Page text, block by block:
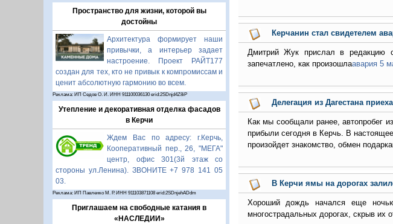
Пространство для жизни, которой вы
достойны
Архитектура формирует наши
привычки, а интерьер задает
настроение. Проект РАЙТ177
создан для тех, кто не привык к компромиссам и
ценит абсолютную гармонию во всем.
Реклама: ИП Седов О. И. ИНН 911100036130 erid:2SDnjd4Z8iP
Утепление и декоративная отделка фасадов
в Керчи
Ждем Вас по адресу: г.Керчь,
Кооперативный пер., 26, "МЕГА"
центр, офис 301(3й этаж со
стороны ул.Ленина). ЗВОНИТЕ +7 978 141 05
03.
Реклама: ИП Павленко М. Р. ИНН 911103871108 erid:2SDnjehADdm
Приглашаем на свободные катания в
«НАСЛЕДИИ»
Керчанин стал свидетелем
Дмитрий Жук прислал в редакцию
запечатлено, как произошлаавария 5
Делегация из Дагестана
Как мы сообщали ранее, автопробег
прибыли сегодня в Керчь. В
произойдет знакомство, обмен
В Керчи ямы на дорогах
Хороший дождь начался еще
многострадальных дорогах, скрыв их